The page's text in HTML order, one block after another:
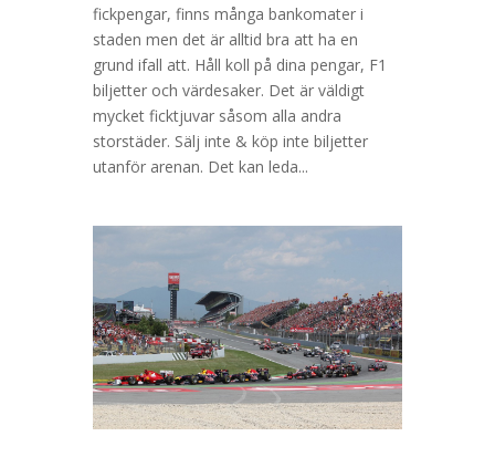
fickpengar, finns många bankomater i
staden men det är alltid bra att ha en
grund ifall att. Håll koll på dina pengar, F1
biljetter och värdesaker. Det är väldigt
mycket ficktjuvar såsom alla andra
storstäder. Sälj inte & köp inte biljetter
utanför arenan. Det kan leda...